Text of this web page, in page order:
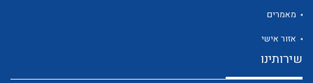
מאמרים
אזור אישי
שירותינו